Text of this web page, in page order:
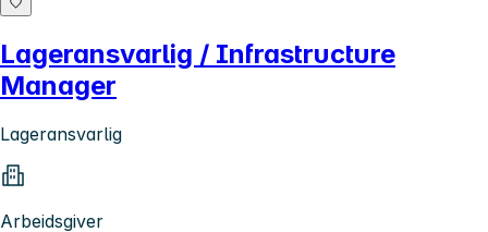
Lageransvarlig / Infrastructure
Manager
Lageransvarlig
Arbeidsgiver